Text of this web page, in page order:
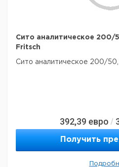
Сито аналитическое 200/
Fritsch
Сито аналитическое 200/50,
392,39 евро /
Получить